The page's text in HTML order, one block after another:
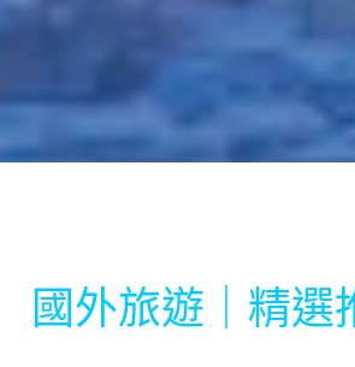
國外旅遊｜精選